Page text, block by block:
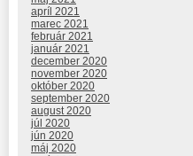
apríl 2021
marec 2021
február 2021
január 2021
december 2020
november 2020
október 2020
september 2020
august 2020
júl 2020
jún 2020
máj 2020